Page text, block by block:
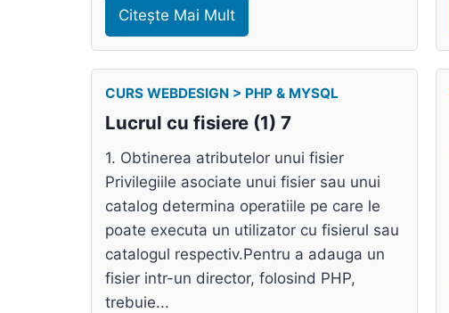
Citește Mai Mult
CURS WEBDESIGN > PHP & MYSQL
Lucrul cu fisiere (1) 7
1. Obtinerea atributelor unui fisier
Privilegiile asociate unui fisier sau unui
catalog determina operatiile pe care le
poate executa un utilizator cu fisierul sau
catalogul respectiv.Pentru a adauga un
fisier intr-un director, folosind PHP,
trebuie...